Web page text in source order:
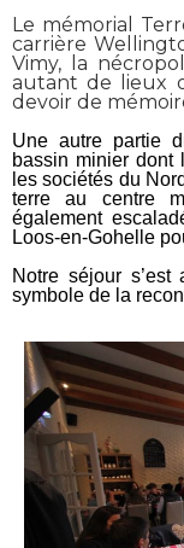
Le mémorial
carrière
Vimy, la
autant de lieux
devoir de
Une autre partie
bassin minier dont
les sociétés du
terre au centre
également
Loos-en-Gohelle
Notre séjour
symbole de la